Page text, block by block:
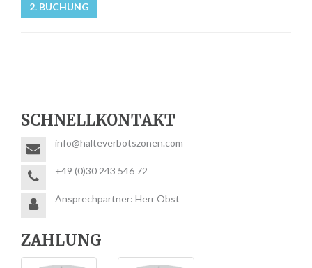
2. BUCHUNG
SCHNELLKONTAKT
info@halteverbotszonen.com
+49 (0)30 243 546 72
Ansprechpartner: Herr Obst
ZAHLUNG